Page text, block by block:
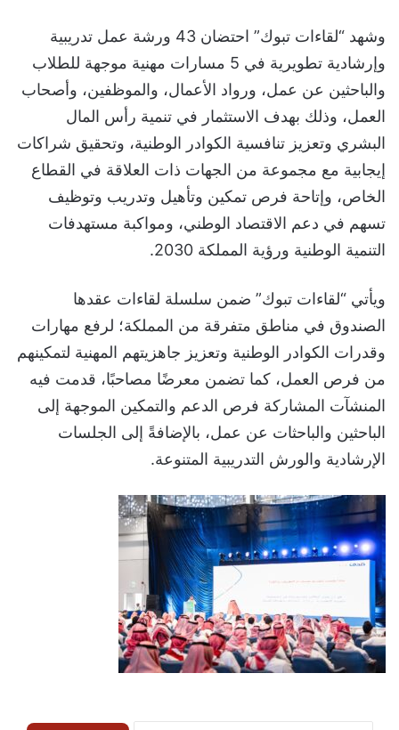
وشهد “لقاءات تبوك” احتضان 43 ورشة عمل تدريبية
وإرشادية تطويرية في 5 مسارات مهنية موجهة للطلاب
والباحثين عن عمل، ورواد الأعمال، والموظفين، وأصحاب
العمل، وذلك بهدف الاستثمار في تنمية رأس المال
البشري وتعزيز تنافسية الكوادر الوطنية، وتحقيق شراكات
إيجابية مع مجموعة من الجهات ذات العلاقة في القطاع
الخاص، وإتاحة فرص تمكين وتأهيل وتدريب وتوظيف
تسهم في دعم الاقتصاد الوطني، ومواكبة مستهدفات
التنمية الوطنية ورؤية المملكة 2030.
ويأتي “لقاءات تبوك” ضمن سلسلة لقاءات عقدها
الصندوق في مناطق متفرقة من المملكة؛ لرفع مهارات
وقدرات الكوادر الوطنية وتعزيز جاهزيتهم المهنية لتمكينهم
من فرص العمل، كما تضمن معرضًا مصاحبًا، قدمت فيه
المنشآت المشاركة فرص الدعم والتمكين الموجهة إلى
الباحثين والباحثات عن عمل، بالإضافةً إلى الجلسات
الإرشادية والورش التدريبية المتنوعة.